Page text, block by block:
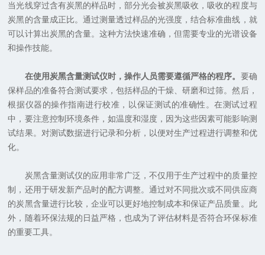
当光线穿过含有炭黑的样品时，部分光会被炭黑吸收，吸收的程度与
炭黑的含量成正比。通过测量透过样品的光强度，结合标准曲线，就
可以计算出炭黑的含量。这种方法快速准确，但需要专业的光谱设备
和操作技能。
在使用炭黑含量测试仪时，操作人员需要遵循严格的程序。 要确
保样品的准备符合测试要求，包括样品的干燥、研磨和过筛。然后，
根据仪器的操作指南进行校准，以保证测试的准确性。在测试过程
中，要注意控制环境条件，如温度和湿度，因为这些因素可能影响测
试结果。对测试数据进行记录和分析，以便对生产过程进行调整和优
化。
炭黑含量测试仪的应用非常广泛，不仅用于生产过程中的质量控
制，还用于研发新产品时的配方调整。通过对不同批次或不同供应商
的炭黑含量进行比较，企业可以更好地控制成本和保证产品质量。此
外，随着环保法规的日益严格，也成为了评估材料是否符合环保标准
的重要工具。